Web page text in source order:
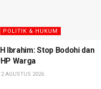
POLITIK & HUKUM
Ibrahim: Stop Bodohi dan
Warga
2 AGUSTUS 2026